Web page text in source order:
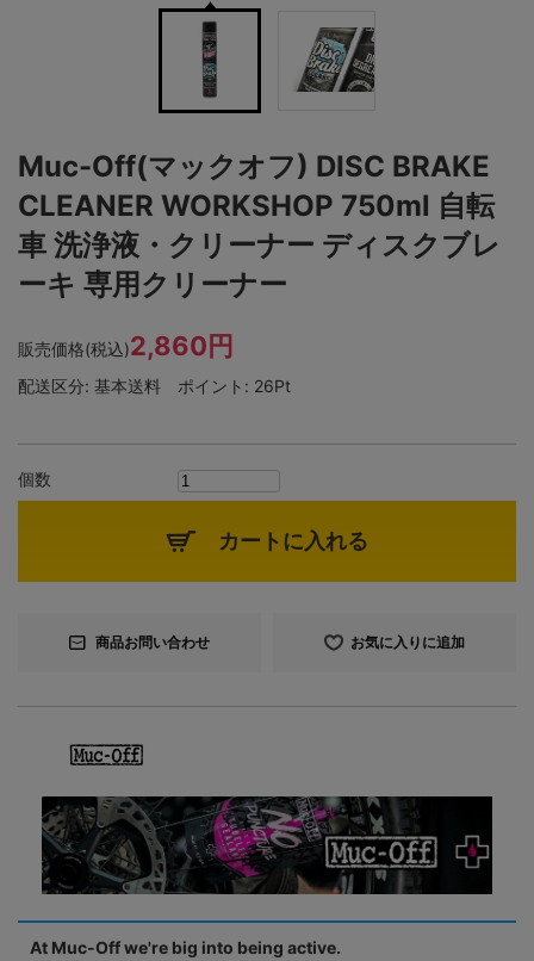
Muc-Off(マックオフ) DISC BRAKE
CLEANER WORKSHOP 750ml 自転
車 洗浄液・クリーナー ディスクブレ
ーキ 専用クリーナー
販売価格(税込)2,860円
配送区分: 基本送料 ポイント: 26Pt
個数
カートに入れる
商品お問い合わせ お気に入りに追加
At Muc-Off we're big into being active.